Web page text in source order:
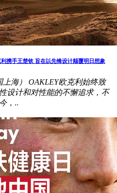
携手王楚钦 旨在以先锋设计颠覆明日想象
上海） OAKLEY欧克利始终致
设计和对性能的不懈追求，不
，..